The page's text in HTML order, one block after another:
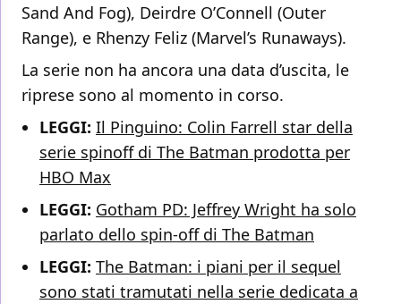
Sand And Fog), Deirdre O’Connell (Outer
Range), e Rhenzy Feliz (Marvel’s Runaways).
La serie non ha ancora una data d’uscita, le
riprese sono al momento in corso.
LEGGI: Il Pinguino: Colin Farrell star della
serie spinoff di The Batman prodotta per
HBO Max
LEGGI: Gotham PD: Jeffrey Wright ha solo
parlato dello spin-off di The Batman
LEGGI: The Batman: i piani per il sequel
sono stati tramutati nella serie dedicata a